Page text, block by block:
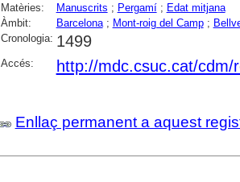
Matèries: Manuscrits ; Pergamí; Edat mitjana
Àmbit:
Barcelona; Mont-roig del Camp;
Cronologia: 1499
Accés: http://mdc.csuc.cat/cdm/
Enllaç permanent a aquest